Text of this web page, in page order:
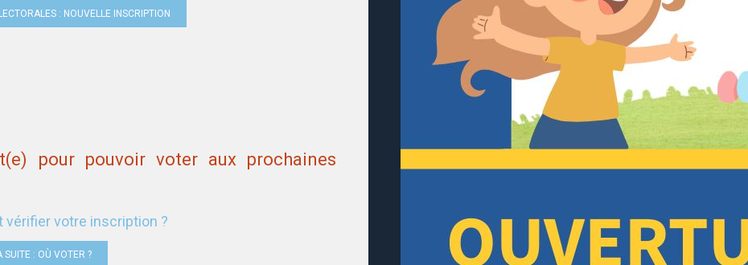
: NOUVELLE INSCRIPTION
pour pouvoir voter aux prochaines
vérifier votre inscription ?
SUITE : OÙ VOTER ?